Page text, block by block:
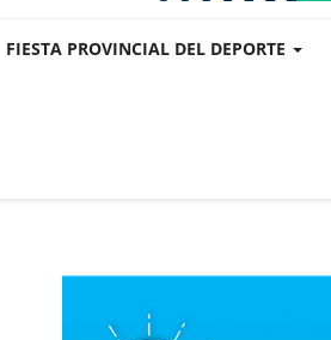
FIESTA PROVINCIAL DEL DEPORTE